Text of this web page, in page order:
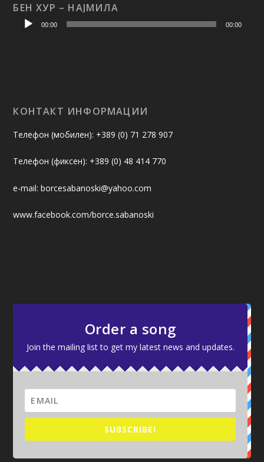
БЕН ХУР – НАЈМИЛА
Аудио
плејер
00:00 00:00
КОНТАКТ ИНФОРМАЦИИ
Tелефон (мобилен): +389 (0) 71 278 907
Телефон (фиксен): +389 (0) 48 414 770
e-mail: borcesabanoski@yahoo.com
www.facebook.com/borce.sabanoski
Order a song
Join the mailing list to get my latest news and updates.
SUBSCRIBE!